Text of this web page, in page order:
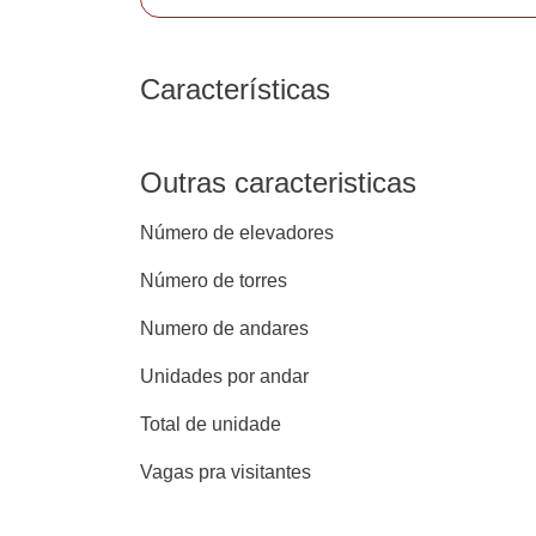
Características
Outras caracteristicas
Número de elevadores
Número de torres
Numero de andares
Unidades por andar
Total de unidade
Vagas pra visitantes